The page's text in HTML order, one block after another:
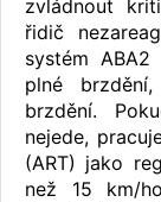
zvládnout
řidič
systém
plné
brzdění.
nejede,
(ART) jako
než 15 km/